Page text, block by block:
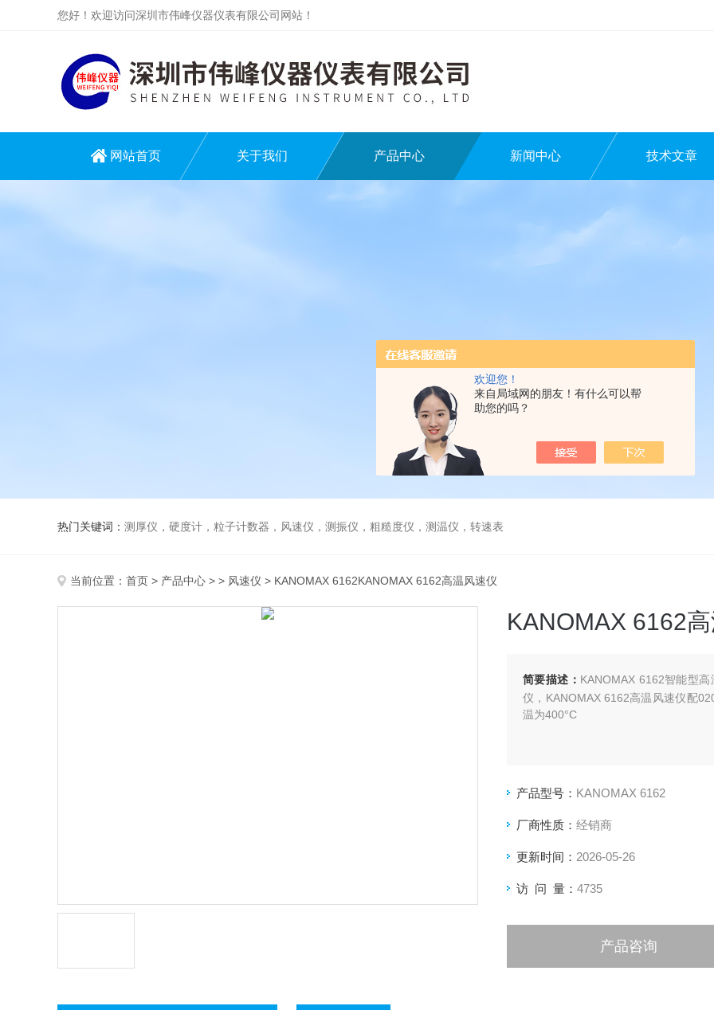
欢迎您！
来自局域网的朋友！有什么可以帮
助您的吗？
您好！欢迎访问深圳市伟峰仪器仪表有限公司网站！
网站首页 关于我们 产品中心 新闻中心 技术文章
热门关键词： 测厚仪，硬度计，粒子计数器，风速仪，测振仪，粗糙度仪，测温仪，转速表
当前位置： 首页 > 产品中心 > > 风速仪 > KANOMAX 6162KANOMAX 6162高温风速仪
KANOMAX 6162
简要描述： KANOMAX 6162智能型
仪，KANOMAX 6162高温风速仪配
温为400°C
产品型号： KANOMAX 6162
厂商性质： 经销商
更新时间： 2026-05-26
访 问 量： 4735
产品咨询